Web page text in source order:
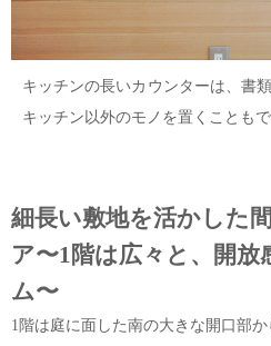
キッチンの長いカウンターは、書
キッチン以外のモノを置くこともで
細長い敷地を活かした
ア〜1階は広々と、開
ム〜
1階は庭に面した南の大きな開口部